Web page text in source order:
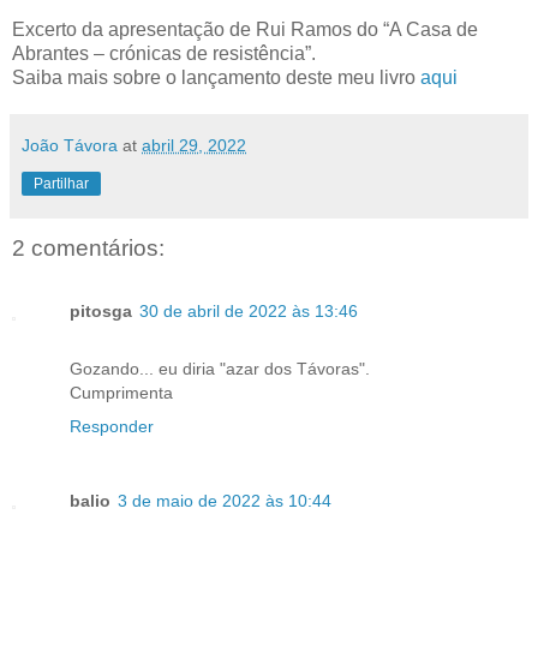
Excerto da apresentação de Rui Ramos do “A Casa de
Abrantes – crónicas de resistência”.
Saiba mais sobre o lançamento deste meu livro aqui
João Távora at abril 29, 2022
Partilhar
2 comentários:
pitosga 30 de abril de 2022 às 13:46
Gozando... eu diria "azar dos Távoras".
Cumprimenta
Responder
balio 3 de maio de 2022 às 10:44